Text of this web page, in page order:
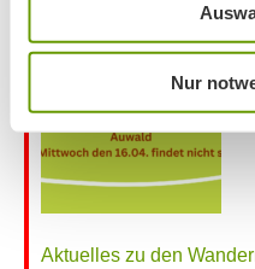
Nur
Aktuelles zu den